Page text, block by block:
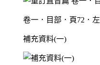
卷一．目部．頁72．左
補充資料(一)